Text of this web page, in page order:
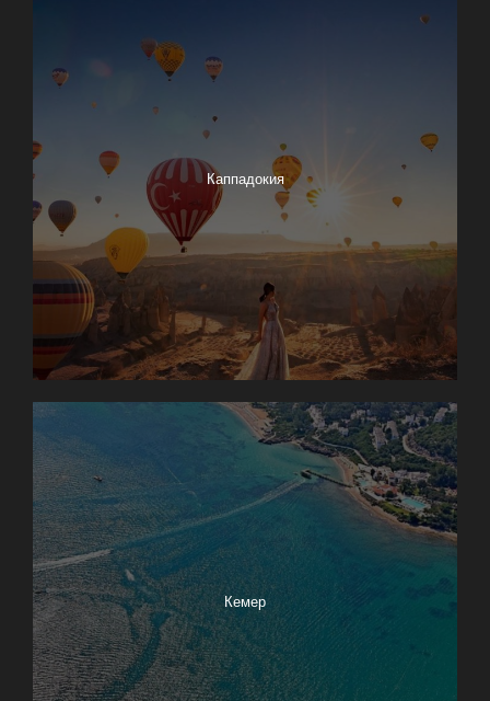
Каппадокия
Кемер